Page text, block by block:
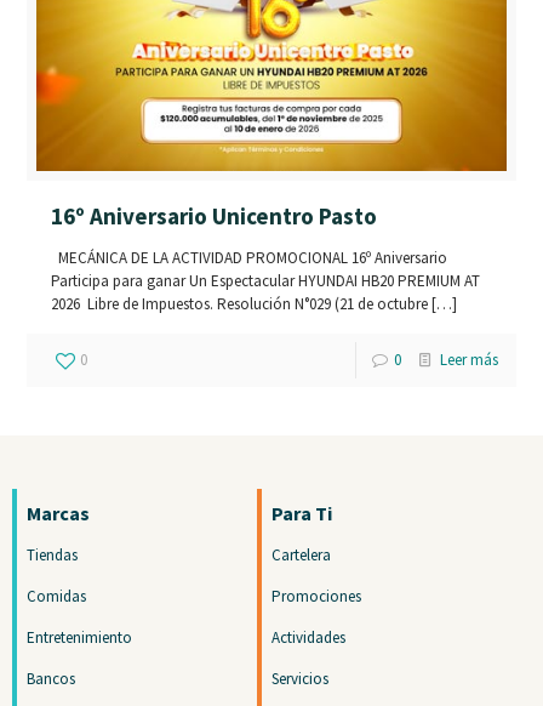
16º Aniversario Unicentro Pasto
MECÁNICA DE LA ACTIVIDAD PROMOCIONAL 16º Aniversario
Participa para ganar Un Espectacular HYUNDAI HB20 PREMIUM AT
2026 Libre de Impuestos. Resolución N°029 (21 de octubre[…]
0 0 Leer más
Marcas
Tiendas
Comidas
Entretenimiento
Bancos
Para Ti
Cartelera
Promociones
Actividades
Servicios